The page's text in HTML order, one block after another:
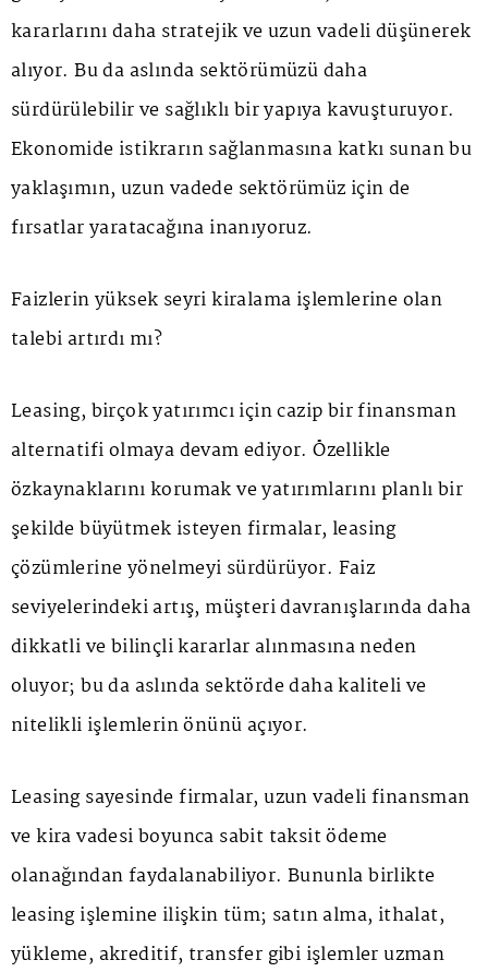
kararlarını daha stratejik ve uzun vadeli düşünerek
alıyor. Bu da aslında sektörümüzü daha
sürdürülebilir ve sağlıklı bir yapıya kavuşturuyor.
Ekonomide istikrarın sağlanmasına katkı sunan bu
yaklaşımın, uzun vadede sektörümüz için de
fırsatlar yaratacağına inanıyoruz.
Faizlerin yüksek seyri kiralama işlemlerine olan
talebi artırdı mı?
Leasing, birçok yatırımcı için cazip bir finansman
alternatifi olmaya devam ediyor. Özellikle
özkaynaklarını korumak ve yatırımlarını planlı bir
şekilde büyütmek isteyen firmalar, leasing
çözümlerine yönelmeyi sürdürüyor. Faiz
seviyelerindeki artış, müşteri davranışlarında daha
dikkatli ve bilinçli kararlar alınmasına neden
oluyor; bu da aslında sektörde daha kaliteli ve
nitelikli işlemlerin önünü açıyor.
Leasing sayesinde firmalar, uzun vadeli finansman
ve kira vadesi boyunca sabit taksit ödeme
olanağından faydalanabiliyor. Bununla birlikte
leasing işlemine ilişkin tüm; satın alma, ithalat,
yükleme, akreditif, transfer gibi işlemler uzman